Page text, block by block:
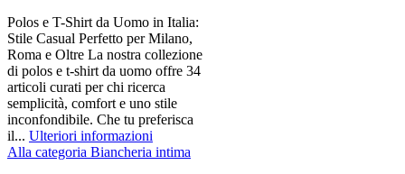
Polos e T-Shirt da Uomo in Italia:
Stile Casual Perfetto per Milano,
Roma e Oltre La nostra collezione
di polos e t-shirt da uomo offre 34
articoli curati per chi ricerca
semplicità, comfort e uno stile
inconfondibile. Che tu preferisca
il... Ulteriori informazioni
Alla categoria Biancheria intima